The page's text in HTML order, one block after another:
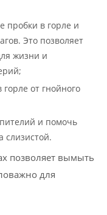
пробки в горле и
Это позволяет
жизни и
от гнойного
и помочь
слизистой.
позволяет вымыть
для